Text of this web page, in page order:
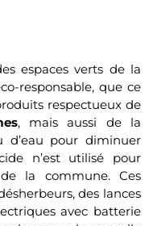
espaces verts de la
responsable, que ce
respectueux de
, mais aussi de la
d’eau pour diminuer
n’est utilisé pour
la commune. Ces
des lances
avec batterie